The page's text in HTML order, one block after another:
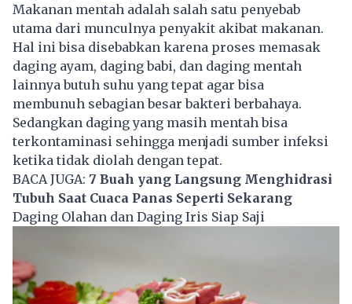
Makanan mentah adalah salah satu penyebab
utama dari munculnya penyakit akibat makanan.
Hal ini bisa disebabkan karena proses memasak
daging ayam, daging babi, dan daging mentah
lainnya butuh suhu yang tepat agar bisa
membunuh sebagian besar bakteri berbahaya.
Sedangkan daging yang masih mentah bisa
terkontaminasi sehingga menjadi sumber infeksi
ketika tidak diolah dengan tepat.
BACA JUGA: 7 Buah yang Langsung Menghidrasi
Tubuh Saat Cuaca Panas Seperti Sekarang
Daging Olahan dan Daging Iris Siap Saji